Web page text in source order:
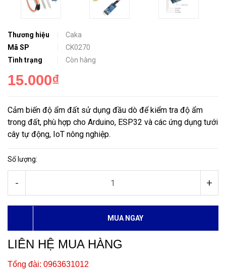
Thương hiệu
Caka
Mã SP
CK0270
Tình trạng
Còn hàng
15.000₫
Cảm biến độ ẩm đất sử dụng đầu dò để kiểm tra độ ẩm
trong đất, phù hợp cho Arduino, ESP32 và các ứng dụng tưới
cây tự động, IoT nông nghiệp.
Số lượng:
- +
MUA NGAY
LIÊN HỆ MUA HÀNG
Tổng đài: 0963631012